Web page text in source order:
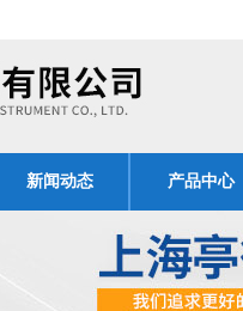
新闻动态 产品中心